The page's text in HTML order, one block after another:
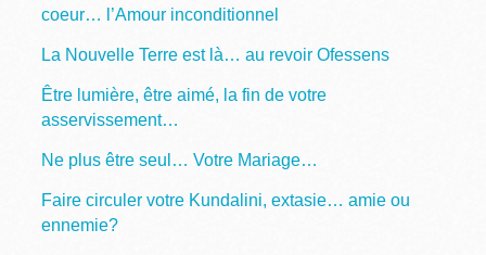
coeur… l’Amour inconditionnel
La Nouvelle Terre est là… au revoir Ofessens
Être lumière, être aimé, la fin de votre
asservissement…
Ne plus être seul… Votre Mariage…
Faire circuler votre Kundalini, extasie… amie ou
ennemie?